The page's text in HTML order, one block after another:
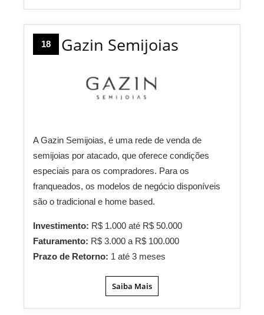
18 Gazin Semijoias
A Gazin Semijoias, é uma rede de venda de
semijoias por atacado, que oferece condições
especiais para os compradores. Para os
franqueados, os modelos de negócio disponíveis
são o tradicional e home based.
Investimento: R$ 1.000 até R$ 50.000
Faturamento: R$ 3.000 a R$ 100.000
Prazo de Retorno: 1 até 3 meses
Saiba Mais